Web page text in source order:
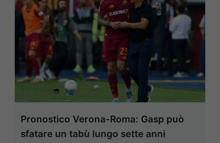
Pronostico Verona-Roma: Gasp può
sfatare un tabù lungo sette anni